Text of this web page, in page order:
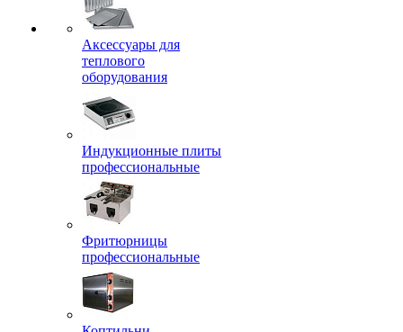
Аксессуары для
теплового
оборудования
Индукционные плиты
профессиональные
Фритюрницы
профессиональные